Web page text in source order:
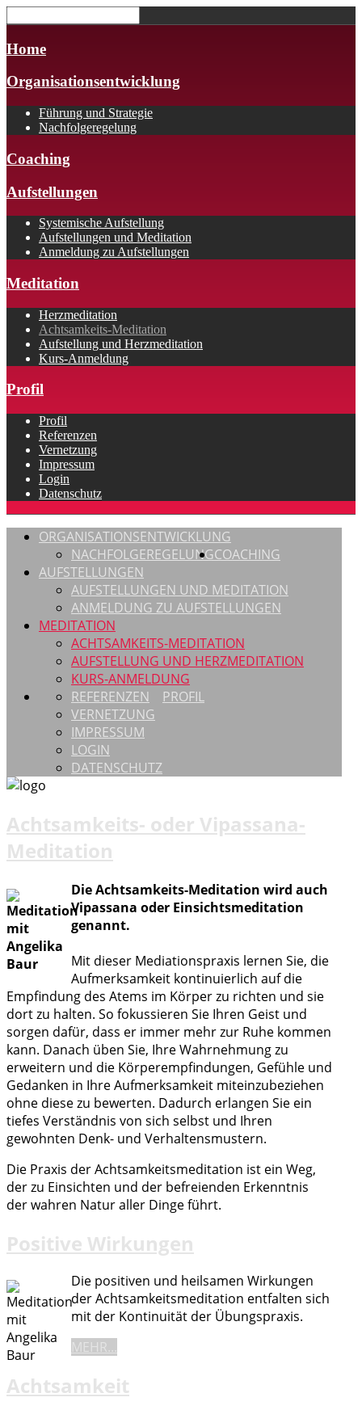
Home
Organisationsentwicklung
Führung und Strategie
Nachfolgeregelung
Coaching
Aufstellungen
Systemische Aufstellung
Aufstellungen und Meditation
Anmeldung zu Aufstellungen
Meditation
Herzmeditation
Achtsamkeits-Meditation
Aufstellung und Herzmeditation
Kurs-Anmeldung
Profil
Profil
Referenzen
Vernetzung
Impressum
Login
Datenschutz
ORGANISATIONSENTWICKLUNG
NACHFOLGEREGELUNGCOACHING
AUFSTELLUNGEN
AUFSTELLUNGEN UND MEDITATION
ANMELDUNG ZU AUFSTELLUNGEN
MEDITATION
ACHTSAMKEITS-MEDITATION
AUFSTELLUNG UND HERZMEDITATION
KURS-ANMELDUNG
PROFIL
REFERENZEN
VERNETZUNG
IMPRESSUM
LOGIN
DATENSCHUTZ
Achtsamkeits- oder Vipassana-
Meditation
Die Achtsamkeits-Meditation wird auch
Vipassana oder Einsichtsmeditation
genannt.
Mit dieser Mediationspraxis lernen Sie, die
Aufmerksamkeit kontinuierlich auf die
Empfindung des Atems im Körper zu richten und sie
dort zu halten. So fokussieren Sie Ihren Geist und
sorgen dafür, dass er immer mehr zur Ruhe kommen
kann. Danach üben Sie, Ihre Wahrnehmung zu
erweitern und die Körperempfindungen, Gefühle und
Gedanken in Ihre Aufmerksamkeit miteinzubeziehen
ohne diese zu bewerten. Dadurch erlangen Sie ein
tiefes Verständnis von sich selbst und Ihren
gewohnten Denk- und Verhaltensmustern.
Die Praxis der Achtsamkeitsmeditation ist ein Weg,
der zu Einsichten und der befreienden Erkenntnis
der wahren Natur aller Dinge führt.
Positive Wirkungen
Die positiven und heilsamen Wirkungen
der Achtsamkeitsmeditation entfalten sich
mit der Kontinuität der Übungspraxis.
MEHR...
Achtsamkeit